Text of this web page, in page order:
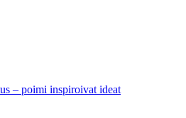
– poimi inspiroivat ideat